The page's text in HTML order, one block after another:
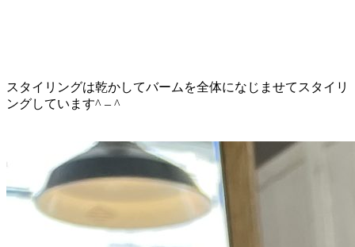
スタイリングは乾かしてバームを全体になじませてスタイリ
ングしています^ – ^